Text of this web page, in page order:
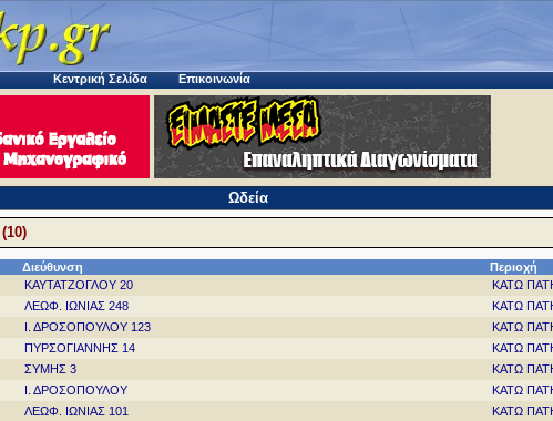
Κεντρική Σελίδα Επικοινωνία
Ωδεία
Διεύθυνση Περιοχή
ΚΑΥΤΑΤΖΟΓΛΟΥ 20 ΚΑΤΩ
ΛΕΩΦ. ΙΩΝΙΑΣ 248 ΚΑΤΩ
Ι. ΔΡΟΣΟΠΟΥΛΟΥ 123
ΚΑΤΩ
ΠΥΡΣΟΓΙΑΝΝΗΣ 14
ΚΑΤΩ
ΣΥΜΗΣ 3 ΚΑΤΩ
Ι. ΔΡΟΣΟΠΟΥΛΟΥ ΚΑΤΩ
ΛΕΩΦ. ΙΩΝΙΑΣ 101 ΚΑΤΩ